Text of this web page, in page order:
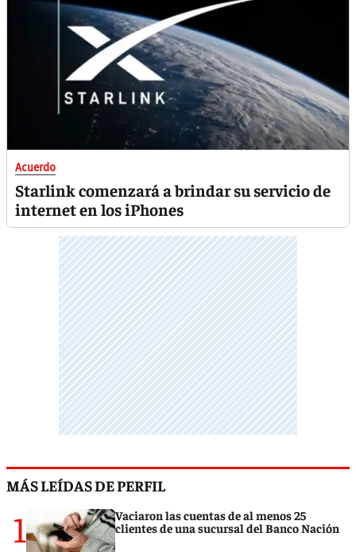
Acuerdo
Starlink comenzará a brindar su servicio de
internet en los iPhones
MÁS LEÍDAS DE PERFIL
1
Vaciaron las cuentas de al menos 25
clientes de una sucursal del Banco Nación